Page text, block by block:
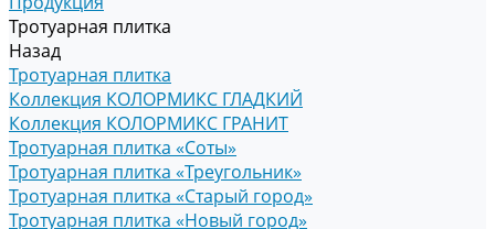
Тротуарная плитка
Назад
Тротуарная плитка
Коллекция КОЛОРМИКС ГЛАДКИЙ
Коллекция КОЛОРМИКС ГРАНИТ
Тротуарная плитка «Соты»
Тротуарная плитка «Треугольник»
Тротуарная плитка «Старый город»
Тротуарная плитка «Новый город»